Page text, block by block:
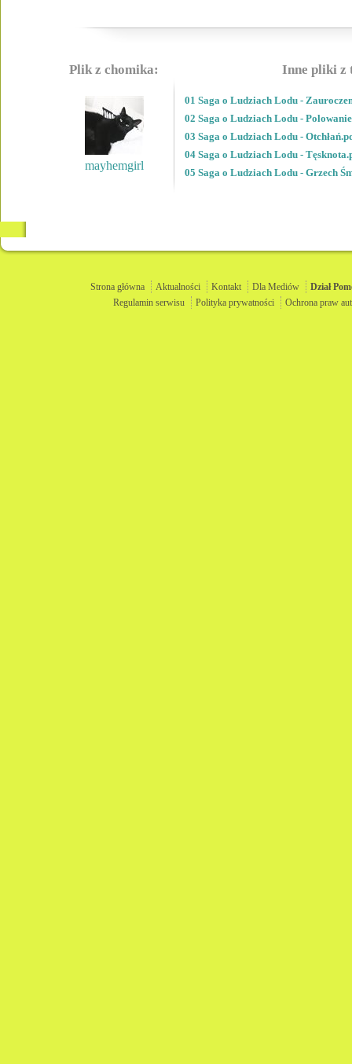
Plik z chomika:
mayhemgirl
Inne pliki z
01 Saga o Ludziach Lodu -
02 Saga o Ludziach Lodu -
03 Saga o Ludziach Lodu -
04 Saga o Ludziach Lodu -
05 Saga o Ludziach Lodu - Grzech
Strona główna Aktualności Kontakt Dla Mediów Dział
Regulamin serwisu
Polityka prywatności Ochrona praw